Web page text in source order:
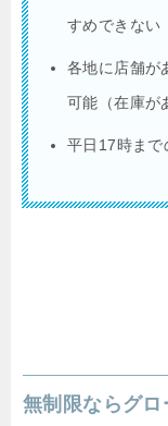
すめできない
各地に店舗が
可能（在庫が
平日17時まで
無制限ならグ